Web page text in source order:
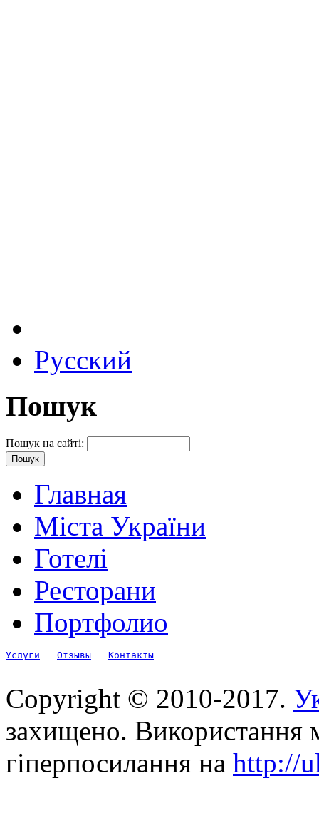
Русский
Пошук
Пошук на сайті:
Главная
Міста України
Готелі
Ресторани
Портфолио
Услуги Отзывы Контакты
Copyright © 2010-2017.
захищено. Використання
гіперпосилання на http://